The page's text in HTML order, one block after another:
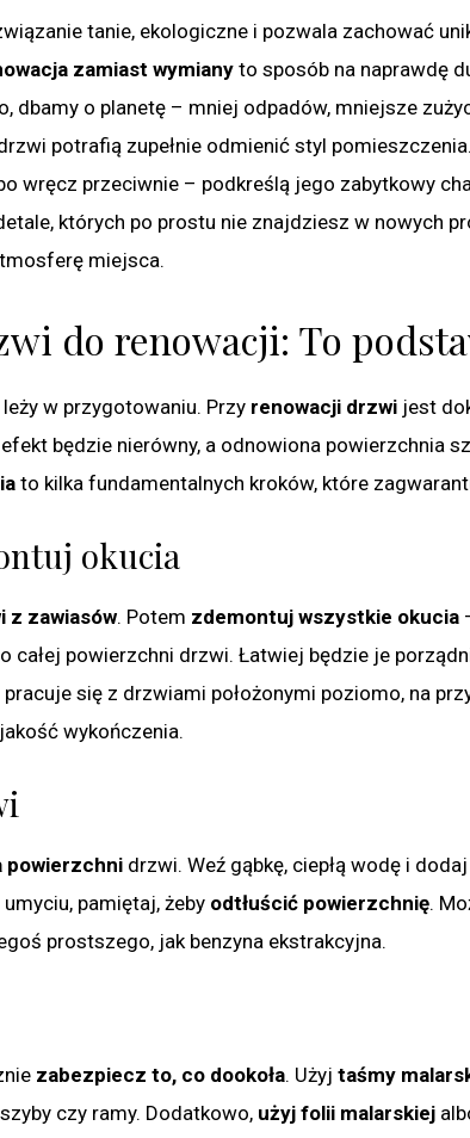
tanie, ekologiczne i pozwala zachować
zamiast wymiany to sposób na naprawdę
dbamy o planetę – mniej odpadów, mniejsze
potrafią zupełnie odmienić styl
wręcz przeciwnie – podkreślą jego zabytkowy
których po prostu nie znajdziesz w nowych
miejsca.
do renowacji: To
w przygotowaniu. Przy renowacji drzwi jest
będzie nierówny, a odnowiona powierzchnia
to kilka fundamentalnych kroków, które
okucia
z zawiasów. Potem zdemontuj wszystkie okucia
całej powierzchni drzwi. Łatwiej będzie je
się z drzwiami położonymi poziomo, na
wykończenia.
powierzchni drzwi. Weź gąbkę, ciepłą wodę i
pamiętaj, żeby odtłuścić powierzchnię.
prostszego, jak benzyna ekstrakcyjna.
zabezpiecz to, co dookoła. Użyj taśmy
czy ramy. Dodatkowo, użyj folii malarskiej